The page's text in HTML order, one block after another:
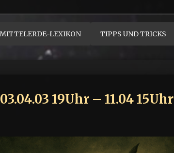
MITTELERDE-LEXIKON TIPPS UND TRICKS
19Uhr – 11.04 15Uhr